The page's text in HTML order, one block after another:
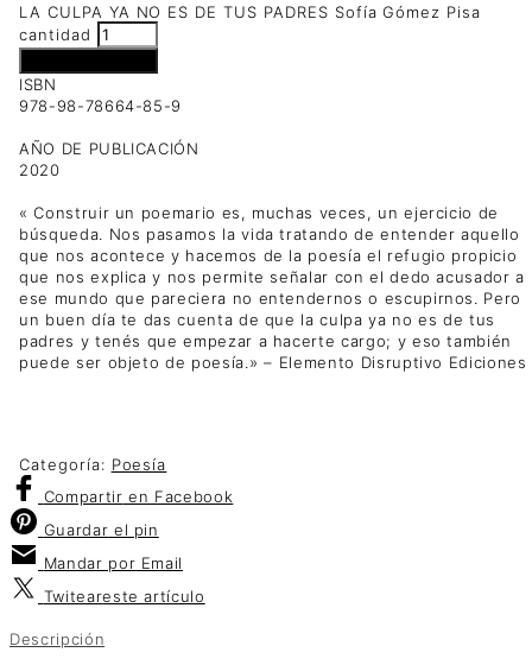
LA CULPA YA NO ES DE TUS PADRES Sofía Gómez Pisa
cantidad
ISBN
978-98-78664-85-9
AÑO DE PUBLICACIÓN
2020
« Construir un poemario es, muchas veces, un ejercicio de
búsqueda. Nos pasamos la vida tratando de entender aquello
que nos acontece y hacemos de la poesía el refugio propicio
que nos explica y nos permite señalar con el dedo acusador a
ese mundo que pareciera no entendernos o escupirnos. Pero
un buen día te das cuenta de que la culpa ya no es de tus
padres y tenés que empezar a hacerte cargo; y eso también
puede ser objeto de poesía.⁣» – Elemento Disruptivo Ediciones
Categoría: Poesía
Compartir en Facebook
Guardar el pin
Mandar por Email
Twiteareste artículo
Descripción